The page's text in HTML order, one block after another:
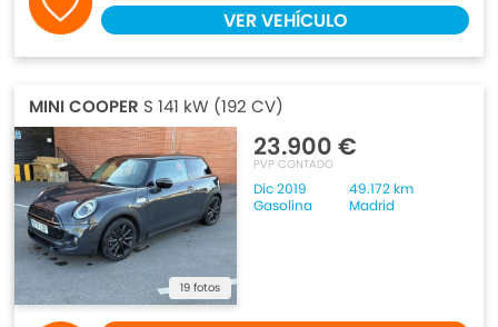
VER VEHÍCULO
MINI COOPER S 141 kW (192 CV)
19 fotos
23.900 €
PVP CONTADO
Dic 2019
49.172 km
Gasolina
Madrid